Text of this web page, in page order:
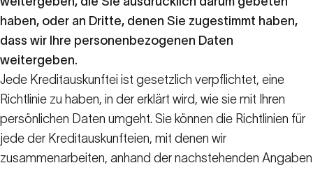
haben, oder an Dritte, denen Sie zugestimmt haben,
dass wir Ihre personenbezogenen Daten
weitergeben.
Jede Kreditauskunftei ist gesetzlich verpflichtet, eine
Richtlinie zu haben, in der erklärt wird, wie sie mit Ihren
persönlichen Daten umgeht. Sie können die Richtlinien für
jede der Kreditauskunfteien, mit denen wir
zusammenarbeiten, anhand der nachstehenden Angaben